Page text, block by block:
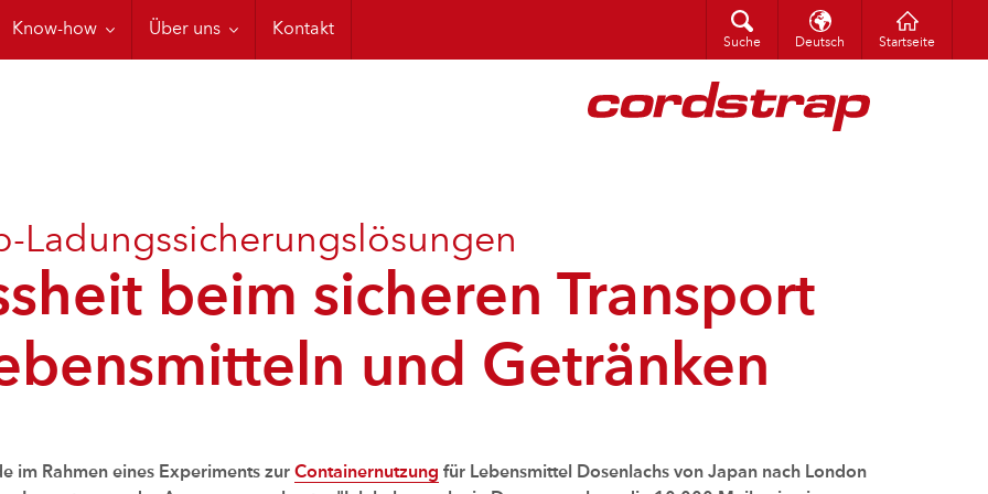
Suche Deutsch Startseite
Know-how
Cordstrap-Schulungen
Über uns
CTU Code Kontakt
Suche
Ladungssicherungslösungen
beim sicheren Transport
und Getränken
im Rahmen eines Experiments zur Containernutzung für Lebensmittel Dosenlachs von Japan nach London